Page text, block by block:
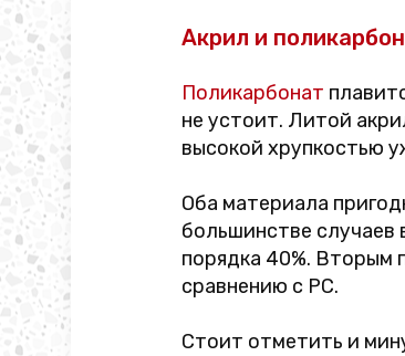
Акрил и
Поликарбонат
не устоит. Литой
высокой хрупкостью
Оба материала
большинстве случаев
порядка 40%. Вторым
сравнению с PC.
Стоит отметить и